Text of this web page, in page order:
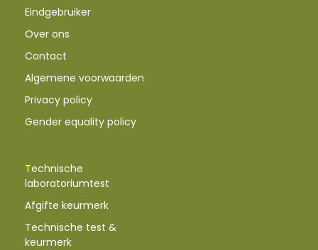
Eindgebruiker
Over ons
Contact
Algemene voorwaarden
Privacy policy
Gender equality policy
Technische
laboratoriumtest
Afgifte keurmerk
Technische test &
keurmerk